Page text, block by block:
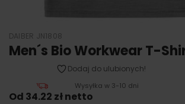
DAIBER JN1808
Men´s Bio Workwear T-
Dodaj do ulubionych!
Wysyłka w 3-10 dni
Od 34.22 zł netto